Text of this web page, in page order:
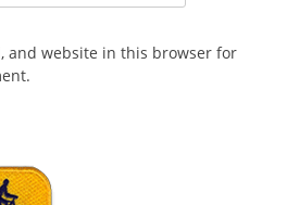
and website in this browser for